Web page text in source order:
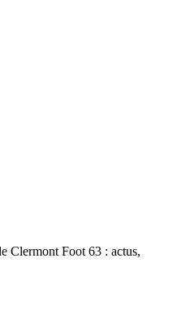
Clermont Foot 63 : actus,